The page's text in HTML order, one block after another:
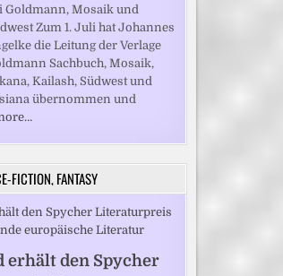
Goldmann, Mosaik und
Zum 1. Juli hat Johannes
die Leitung der Verlage
Sachbuch, Mosaik,
Kailash, Südwest und
übernommen und
FICTION, FANTASY
erhält den Spycher